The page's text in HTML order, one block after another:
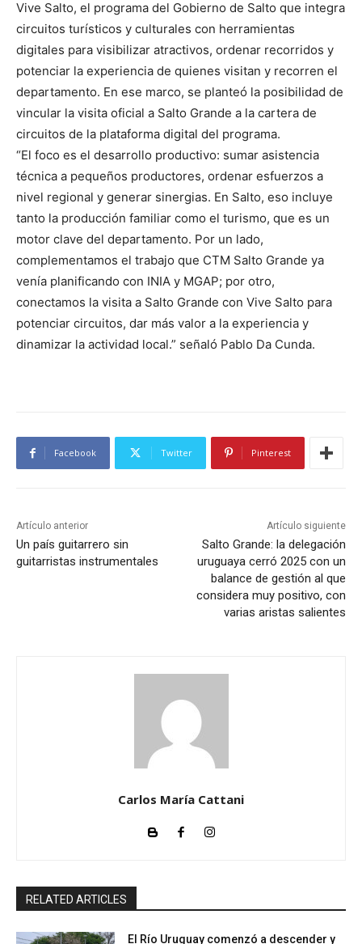
Vive Salto, el programa del Gobierno de Salto que integra
circuitos turísticos y culturales con herramientas
digitales para visibilizar atractivos, ordenar recorridos y
potenciar la experiencia de quienes visitan y recorren el
departamento. En ese marco, se planteó la posibilidad de
vincular la visita oficial a Salto Grande a la cartera de
circuitos de la plataforma digital del programa.
“El foco es el desarrollo productivo: sumar asistencia
técnica a pequeños productores, ordenar esfuerzos a
nivel regional y generar sinergias. En Salto, eso incluye
tanto la producción familiar como el turismo, que es un
motor clave del departamento. Por un lado,
complementamos el trabajo que CTM Salto Grande ya
venía planificando con INIA y MGAP; por otro,
conectamos la visita a Salto Grande con Vive Salto para
potenciar circuitos, dar más valor a la experiencia y
dinamizar la actividad local.” señaló Pablo Da Cunda.
Facebook Twitter Pinterest
Artículo anterior
Un país guitarrero sin
guitarristas instrumentales
Artículo siguiente
Salto Grande: la delegación
uruguaya cerró 2025 con un
balance de gestión al que
considera muy positivo, con
varias aristas salientes
Carlos María Cattani
RELATED ARTICLES
El Río Uruguay comenzó a descender y